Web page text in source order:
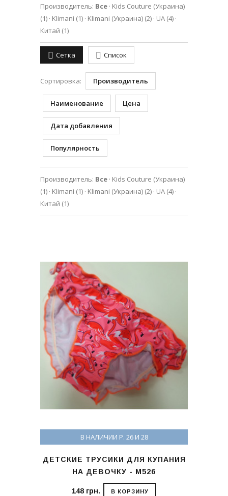
Производитель: Все · Kids Couture (Украина)
(1) · Klimani (1) · Klimani (Украина) (2) · UA (4) ·
Китай (1)
Сетка Список
Сортировка: Производитель
Наименование Цена
Дата добавления
Популярность
Производитель: Все · Kids Couture (Украина)
(1) · Klimani (1) · Klimani (Украина) (2) · UA (4) ·
Китай (1)
В НАЛИЧИИ Р. 26 И 28
ДЕТСКИЕ ТРУСИКИ ДЛЯ КУПАНИЯ
НА ДЕВОЧКУ - М526
148 грн. В КОРЗИНУ